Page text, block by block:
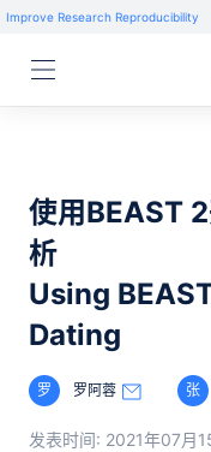
Improve Research Reproducibility
使用BEAST
析
Using
Dating
罗 罗阿蓉 张
发表时间: 2021年07月